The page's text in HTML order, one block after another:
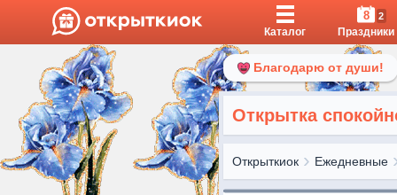
Каталог
8 2
Праздники
Благодарю от души!
Открытка
Открыткиок Ежедневные